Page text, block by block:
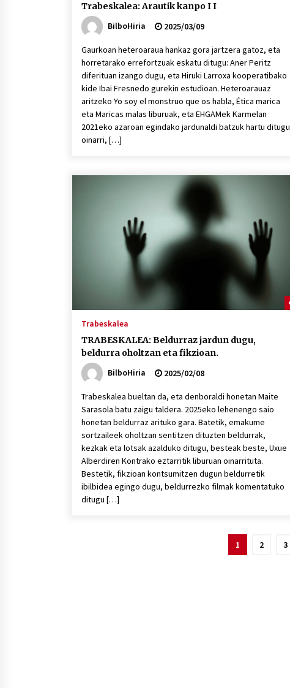
Trabeskalea: Arautik kanpo I I
BilboHiria
2025/03/09
Gaurkoan heteroaraua hankaz gora jartzera gatoz, eta
horretarako errefortzuak eskatu ditugu: Aner Peritz
diferituan izango dugu, eta Hiruki Larroxa kooperatibako
kide Ibai Fresnedo gurekin estudioan. Heteroarauaz
aritzeko Yo soy el monstruo que os habla, Ética marica
eta Maricas malas liburuak, eta EHGAMek Karmelan
2021eko azaroan egindako jardunaldi batzuk hartu ditugu
oinarri, […]
Trabeskalea
TRABESKALEA: Beldurraz jardun dugu,
beldurra oholtzan eta fikzioan.
BilboHiria
2025/02/08
Trabeskalea bueltan da, eta denboraldi honetan Maite
Sarasola batu zaigu taldera. 2025eko lehenengo saio
honetan beldurraz arituko gara. Batetik, emakume
sortzaileek oholtzan sentitzen dituzten beldurrak,
kezkak eta lotsak azalduko ditugu, besteak beste, Uxue
Alberdiren Kontrako eztarritik liburuan oinarrituta.
Bestetik, fikzioan kontsumitzen dugun beldurretik
ibilbidea egingo dugu, beldurrezko filmak komentatuko
ditugu […]
1 2 3